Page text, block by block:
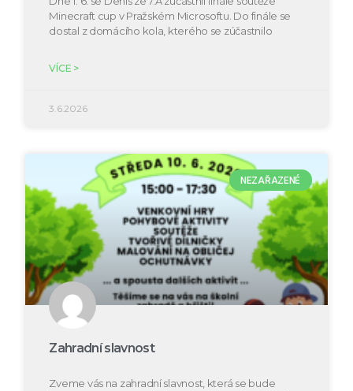
Minecraft cup v Pražském Microsoftu. Do finále se
dostal z domácího kola, kterého se zúčastnilo
VÍCE >
3.6.2026
NEZAŘAZENÉ
Zahradní slavnost
Zveme vás na zahradní slavnost, která se bude